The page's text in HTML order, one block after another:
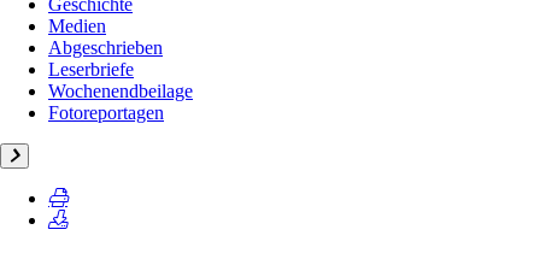
Geschichte
Medien
Abgeschrieben
Leserbriefe
Wochenendbeilage
Fotoreportagen